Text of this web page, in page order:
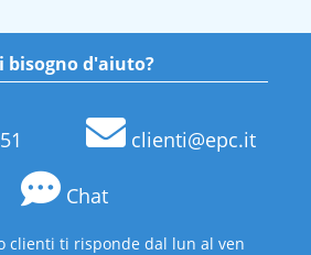
bisogno d'aiuto?
clienti@epc.it
Chat
clienti ti risponde dal lun al ven